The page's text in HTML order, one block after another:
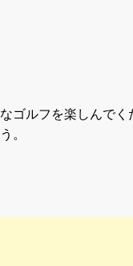
ゴルフを楽しんでく
。